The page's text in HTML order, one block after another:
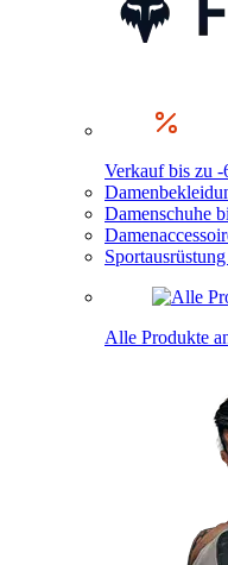
Verkauf bis zu -
Damenschuhe
Alle Produkte